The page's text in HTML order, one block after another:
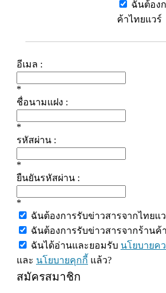
ฉันต้อง
ค้าไทยแวร์
อีเมล :
*
ชื่อนามแฝง :
*
รหัสผ่าน :
*
ยืนยันรหัสผ่าน :
*
ฉันต้องการรับข่าวสารจากไทยแ
ฉันต้องการรับข่าวสารจากร้านค้
ฉันได้อ่านและยอมรับ นโยบายค
และ นโยบายคุกกี้ แล้ว?
สมัครสมาชิก